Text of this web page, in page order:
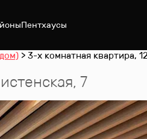
Пентхаусы
3-х комнатная квартира,
7